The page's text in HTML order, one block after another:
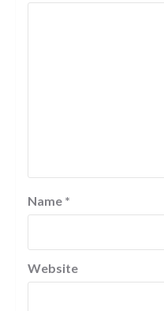
Name *
Website